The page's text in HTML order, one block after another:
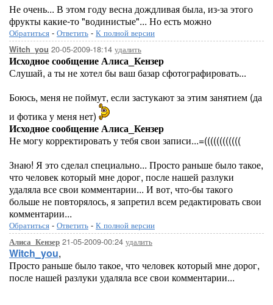
Не очень... В этом году весна дождливая была, из-за этого
фрукты какие-то "водинистые"... Но есть можно
Обратиться - Ответить - К полной версии
Witch_you 20-05-2009-18:14 удалить
Исходное сообщение Алиса_Кензер
Слушай, а ты не хотел бы ваш базар сфотографировать...
Боюсь, меня не поймут, если застукают за этим занятием (да
и фотика у меня нет)
Исходное сообщение Алиса_Кензер
Не могу корректировать у тебя свои записи...=((((((((((((
Знаю! Я это сделал специально... Просто раньше было такое,
что человек который мне дорог, после нашей разлуки
удаляла все свои комментарии... И вот, что-бы такого
больше не повторялось, я запретил всем редактировать свои
комментарии...
Обратиться - Ответить - К полной версии
Алиса_Кензер 21-05-2009-00:24 удалить
Witch_you,
Просто раньше было такое, что человек который мне дорог,
после нашей разлуки удаляла все свои комментарии...